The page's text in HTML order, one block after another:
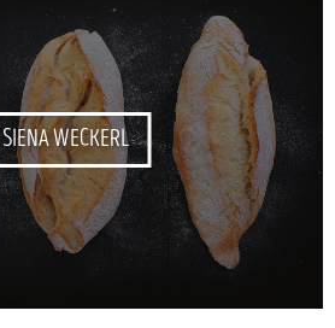
SIENA WECKERL